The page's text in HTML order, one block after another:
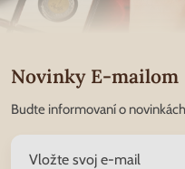
Novinky E-mailom
Budte informovaní o